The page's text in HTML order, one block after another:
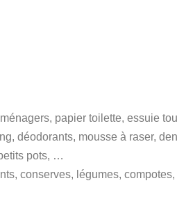
papier toilette, essuie
déodorants, mousse à raser,
pots, …
conserves, légumes,